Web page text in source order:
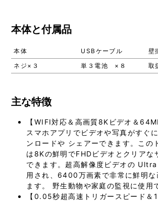
本体と付属品
本体 USBケーブル
壁
ネジ×３
単３電池 ×８ 取
主な特徴
【WIFI対応＆高画質8Kビデオ＆
スマホアプリでビデオや写真がすぐ
ンロードや シェアーできます。この
は8Kの鮮明でFHDビデオとクリアな
できます。超高解像度ビデオの
用され、6400万画素で非常に鮮明な
ます。 野生動物や家庭の監視に使用
【0.05秒超高速トリガースピード＆